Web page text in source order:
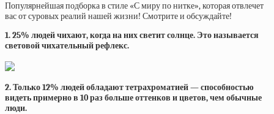
Популярнейшая подборка в стиле «С миру по нитке», которая отвлечет
вас от суровых реалий нашей жизни! Смотрите и обсуждайте!
1. 25% людей чихают, когда на них светит солнце. Это называется
световой чихательный рефлекс.
2. Только 12% людей обладают тетрахроматией — способностью
видеть примерно в 10 раз больше оттенков и цветов, чем обычные
люди.